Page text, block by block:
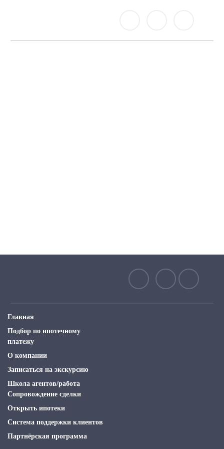
Главная
Подбор по ипотечному
платежу
О компании
Записаться на экскурсию
Школа агентов/работа
Сопровождение сделки
Открыть ипотеки
Система поддержки клиентов
Партнёрская программа